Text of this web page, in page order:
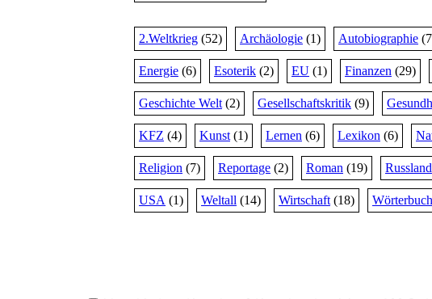
2.Weltkrieg (52) Archäologie (1) Autobiographie
Energie (6) Esoterik (2) EU (1) Finanzen (29)
Geschichte Welt (2) Gesellschaftskritik (9)
KFZ (4) Kunst (1) Lernen (6) Lexikon (6)
Religion (7) Reportage (2) Roman (19) Russland
USA (1) Weltall (14) Wirtschaft (18) Wörterbuch